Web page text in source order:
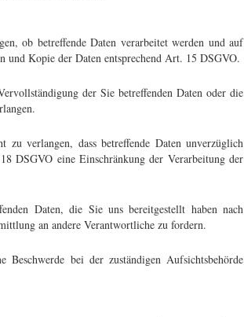
ob betreffende Daten verarbeitet werden und auf
und Kopie der Daten entsprechend Art. 15 DSGVO.
der Sie betreffenden Daten oder die
verlangen, dass betreffende Daten unverzüglich
DSGVO eine Einschränkung der Verarbeitung der
Daten, die Sie uns bereitgestellt haben nach
an andere Verantwortliche zu fordern.
bei der zuständigen Aufsichtsbehörde